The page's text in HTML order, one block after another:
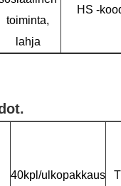
toiminta,
lahja
HS -
40kpl/ulkopakkaus